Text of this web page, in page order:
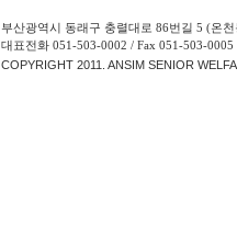
부산광역시 동래구 충렬대로 86번길 5 (온천
대표전화 051-503-0002 / Fax 051-503-0005
COPYRIGHT 2011. ANSIM SENIOR